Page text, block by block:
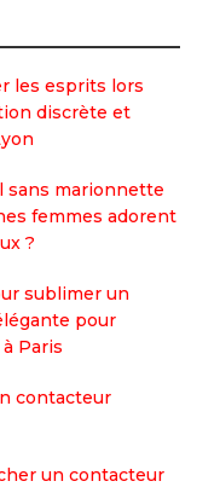
les esprits lors
discrète et
sans marionnette
femmes adorent
?
sublimer un
pour
Paris
contacteur
un contacteur